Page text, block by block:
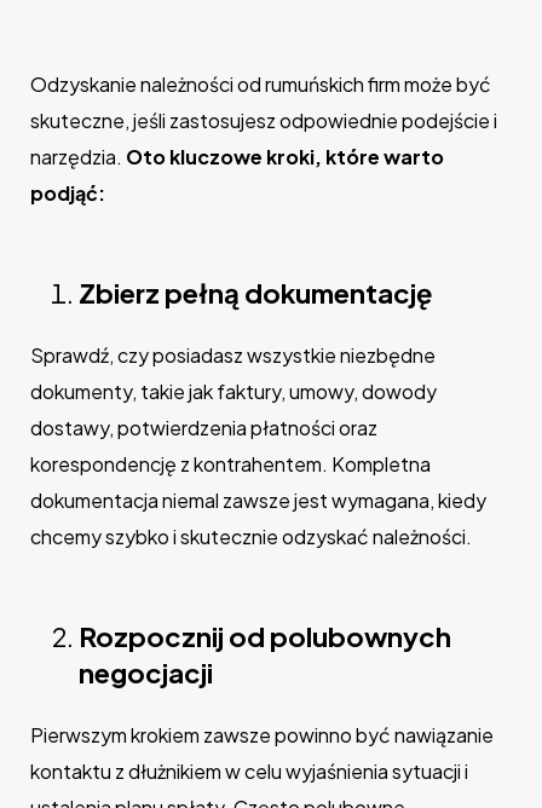
Odzyskanie należności od rumuńskich firm może być
skuteczne, jeśli zastosujesz odpowiednie podejście i
narzędzia. Oto kluczowe kroki, które warto
podjąć:
Zbierz pełną dokumentację
Sprawdź, czy posiadasz wszystkie niezbędne
dokumenty, takie jak faktury, umowy, dowody
dostawy, potwierdzenia płatności oraz
korespondencję z kontrahentem. Kompletna
dokumentacja niemal zawsze jest wymagana, kiedy
chcemy szybko i skutecznie odzyskać należności.
Rozpocznij od polubownych
negocjacji
Pierwszym krokiem zawsze powinno być nawiązanie
kontaktu z dłużnikiem w celu wyjaśnienia sytuacji i